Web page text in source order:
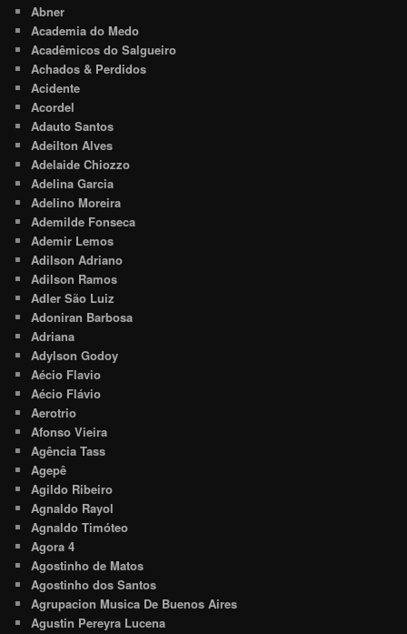
Abner
Academia do Medo
Acadêmicos do Salgueiro
Achados & Perdidos
Acidente
Acordel
Adauto Santos
Adeilton Alves
Adelaide Chiozzo
Adelina Garcia
Adelino Moreira
Ademilde Fonseca
Ademir Lemos
Adilson Adriano
Adilson Ramos
Adler São Luiz
Adoniran Barbosa
Adriana
Adylson Godoy
Aécio Flavio
Aécio Flávio
Aerotrio
Afonso Vieira
Agência Tass
Agepê
Agildo Ribeiro
Agnaldo Rayol
Agnaldo Timóteo
Agora 4
Agostinho de Matos
Agostinho dos Santos
Agrupacion Musica De Buenos Aires
Agustin Pereyra Lucena